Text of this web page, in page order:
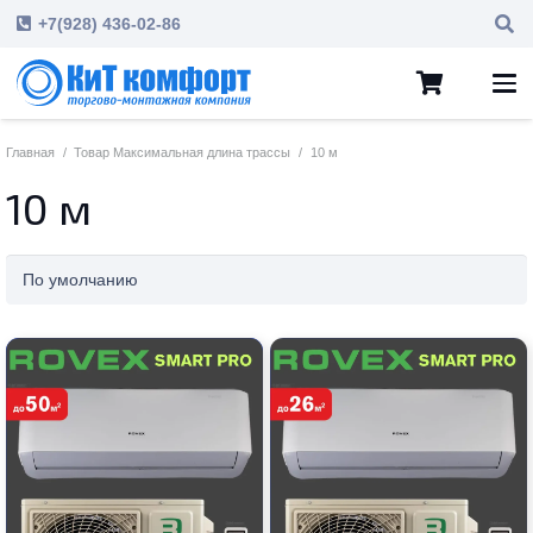
+7(928) 436-02-86
Главная / Товар Максимальная длина трассы / 10 м
10 м